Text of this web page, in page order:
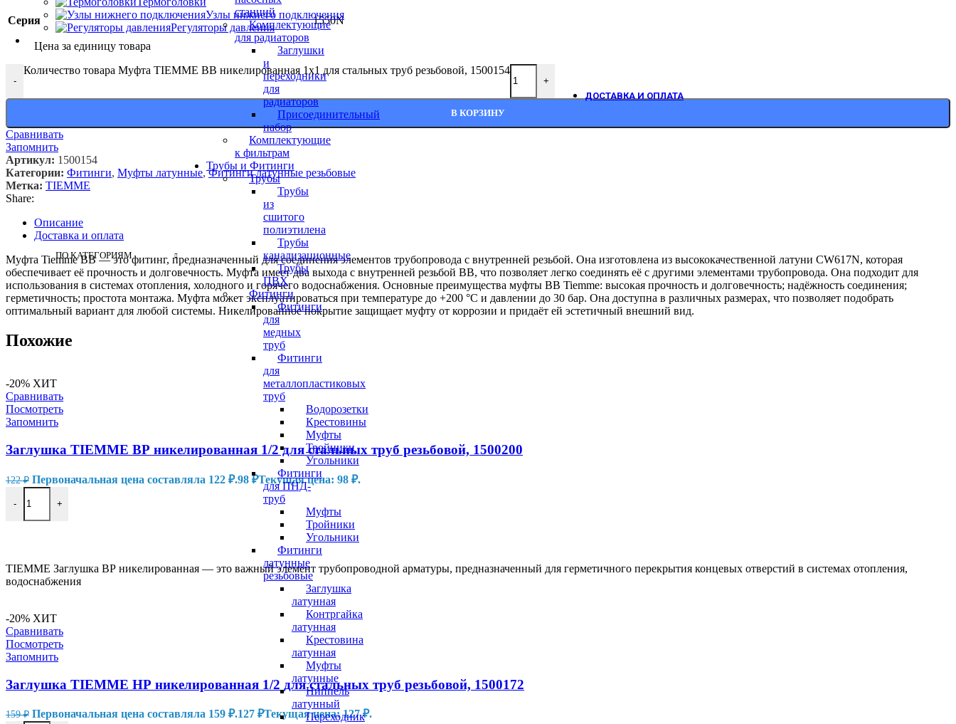
ПО КАТЕГОРИЯМ
станций
Комплектующие
для радиаторов
Заглушки
и
переходники
для
радиаторов
Присоединительный
набор
Комплектующие
к фильтрам
Трубы и Фитинги
Трубы
Трубы
из
сшитого
полиэтилена
Трубы
канализационные
Трубы
ПВХ
Фитинги
Фитинги
для
медных
труб
Фитинги
для
металлопластиковых
труб
Водорозетки
Крестовины
Муфты
Тройники
Угольники
Фитинги
для ПНД-
труб
Муфты
Тройники
Угольники
Фитинги
латунные
резьбовые
Заглушка
латунная
Контргайка
латунная
Крестовина
латунная
Муфты
латунные
Ниппель
латунный
Переходник
Узлы нижнего подключения
Регуляторы давления
ДОСТАВКА И ОПЛАТА
Серия 1550N
Цена за единицу товара
-
Количество товара Муфта TIEMME ВВ никелированная 1х1 для стальных труб резьбовой, 1500154
+
В КОРЗИНУ
Сравнивать
Запомнить
Артикул: 1500154
Категории: Фитинги, Муфты латунные, Фитинги латунные резьбовые
Метка: TIEMME
Share:
Описание
Доставка и оплата
Муфта Tiemme ВВ — это фитинг, предназначенный для соединения элементов трубопровода с внутренней резьбой. Она изготовлена из высококачественной латуни CW617N, которая
обеспечивает её прочность и долговечность. Муфта имеет два выхода с внутренней резьбой ВВ, что позволяет легко соединять её с другими элементами трубопровода. Она подходит для
использования в системах отопления, холодного и горячего водоснабжения. Основные преимущества муфты ВВ Tiemme: высокая прочность и долговечность; надёжность соединения;
герметичность; простота монтажа. Муфта может эксплуатироваться при температуре до +200 °C и давлении до 30 бар. Она доступна в различных размерах, что позволяет подобрать
оптимальный вариант для любой системы. Никелированное покрытие защищает муфту от коррозии и придаёт ей эстетичный внешний вид.
Похожие
-20% ХИТ
Сравнивать
Посмотреть
Запомнить
Заглушка TIEMME ВР никелированная 1/2 для стальных труб резьбовой, 1500200
122₽ Первоначальная цена составляла 122 ₽.98 ₽Текущая цена: 98 ₽.
- +
TIEMME Заглушка ВР никелированная — это важный элемент трубопроводной арматуры, предназначенный для герметичного перекрытия концевых отверстий в системах отопления,
водоснабжения
-20% ХИТ
Сравнивать
Посмотреть
Запомнить
Заглушка TIEMME НР никелированная 1/2 для стальных труб резьбовой, 1500172
159₽ Первоначальная цена составляла 159 ₽.127 ₽Текущая цена: 127 ₽.